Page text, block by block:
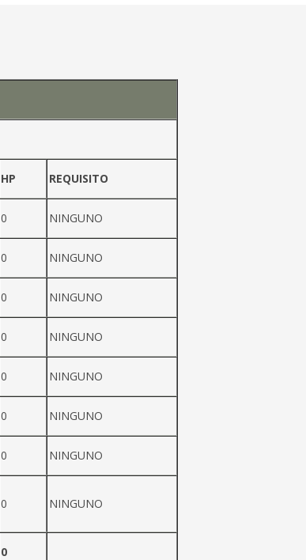
HP REQUISITO
0 NINGUNO
0 NINGUNO
0 NINGUNO
0 NINGUNO
0 NINGUNO
0 NINGUNO
0 NINGUNO
0 NINGUNO
0